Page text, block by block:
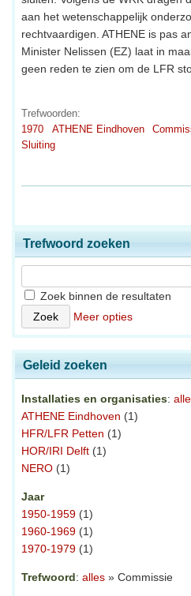
aan het wetenschappelijk
rechtvaardigen. ATHENE is pas
Minister Nelissen (EZ) laat in
geen reden te zien om de LFR
Trefwoorden:
1970
ATHENE Eindhoven
Sluiting
Trefwoord zoeken
Zoek binnen de resultaten
Meer opties
Geleid zoeken
Installaties en organisaties:
ATHENE Eindhoven (1)
HFR/LFR Petten (1)
HOR/IRI Delft (1)
NERO (1)
Jaar
1950-1959 (1)
1960-1969 (1)
1970-1979 (1)
Trefwoord: alles » Commissie